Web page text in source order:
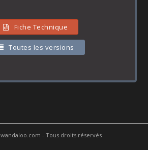
Fiche Technique
Toutes les versions
wandaloo.com - Tous droits réservés